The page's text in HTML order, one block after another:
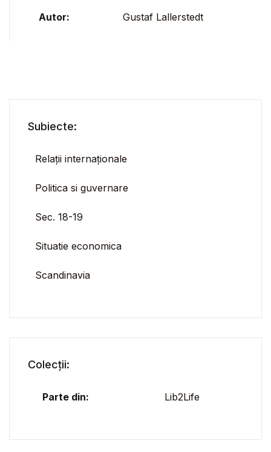
Autor: Gustaf Lallerstedt
Subiecte:
Relații internaționale
Politica si guvernare
Sec. 18-19
Situatie economica
Scandinavia
Colecții:
Parte din: Lib2Life